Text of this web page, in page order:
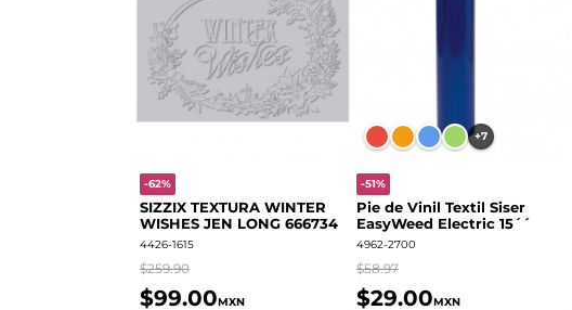
-62%
SIZZIX TEXTURA WINTER
WISHES JEN LONG 666734
4426-1615
$259.90
$99.00MXN
+7
-51%
Pie de Vinil Textil Siser
EasyWeed Electric 15´´
4962-2700
$58.97
$29.00MXN